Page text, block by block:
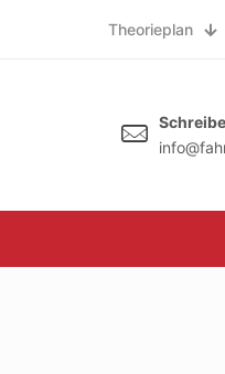
Theorieplan